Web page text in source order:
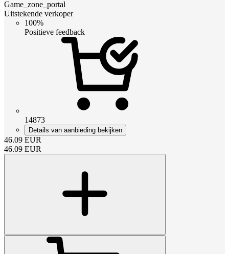
Game_zone_portal
Uitstekende verkoper
100%
Positieve feedback
14873
Details van aanbieding bekijken
46.09 EUR
46.09 EUR